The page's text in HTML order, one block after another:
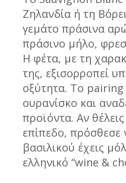
Ζηλανδία ή τη
γεμάτο πράσινα
πράσινο μήλο,
Η φέτα, με τη
της, εξισορροπεί
οξύτητα. Το
ουρανίσκο και
προϊόντα. Αν
επίπεδο, πρόσθεσε
βασιλικού έχεις
ελληνικό “wine &